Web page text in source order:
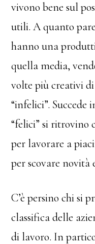
vivono bene sul
utili. A quanto
hanno una
quella media,
volte più creativi
“infelici”.
“felici” si ritrovino
per lavorare a
per scovare novità
C’è persino chi si
classifica delle
di lavoro. In